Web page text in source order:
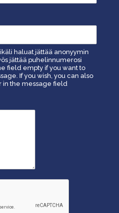
haluat jättää anonyymin
jättää puhelinnumerosi
field empty if you want to
If you wish, you can also
in the message field